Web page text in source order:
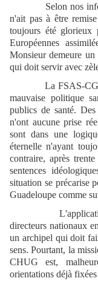
Selon nos
n'ait pas à être
toujours été glorieux
Européennes
Monsieur demeure un
qui doit servir avec
La FSAS-CGTG
mauvaise politique
publics de santé.
n'ont aucune prise
sont dans une
éternelle n'ayant
contraire, après
sentences
situation se précarise
Guadeloupe comme
L'application,
directeurs nationaux
un archipel qui doit
sens. Pourtant, la
CHUG est,
orientations déjà